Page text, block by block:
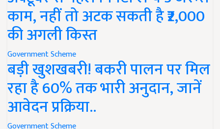
काम, नहीं तो अटक सकती है ₹2,000
की अगली किस्त
Government Scheme
बड़ी खुशखबरी! बकरी पालन पर मिल
रहा है 60% तक भारी अनुदान, जानें
आवेदन प्रक्रिया..
Government Scheme